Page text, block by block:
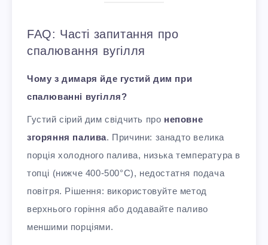
FAQ: Часті запитання про
спалювання вугілля
Чому з димаря йде густий дим при
спалюванні вугілля?
Густий сірий дим свідчить про неповне
згоряння палива. Причини: занадто велика
порція холодного палива, низька температура в
топці (нижче 400-500°C), недостатня подача
повітря. Рішення: використовуйте метод
верхнього горіння або додавайте паливо
меншими порціями.